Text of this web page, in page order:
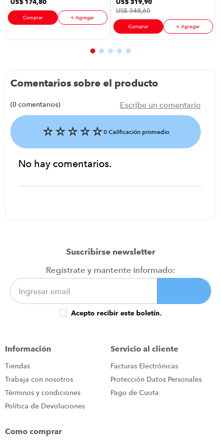
US$ 174,80
Comprar + Agregar
US$319,90
US$348,60
Comprar + Agregar
Comentarios sobre el producto
☆☆☆☆☆0 Calificación promedio
(0 comentarios) Escribe un comentario
★★
Dirección de email
Escribe un comentario
No hay comentarios.
Suscribirse newsletter
Regístrate y mantente informado:
Acepto recibir este boletín.
Información
Tiendas
Trabaja con nosotros
Términos y condiciones
Política de Devoluciones
Servicio al cliente
Facturas Electrónicas
Protección Datos Personales
Pago de Cuota
Como comprar